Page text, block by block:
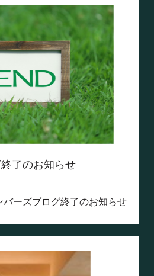
了のお知らせ
バーズブログ終了のお知らせ